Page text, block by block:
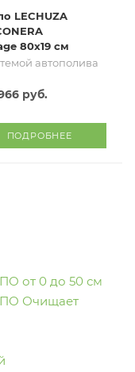
LECHUZA
80х19 см
автополива
руб.
ПОДРОБНЕЕ
от 0 до 50 см
Очищает